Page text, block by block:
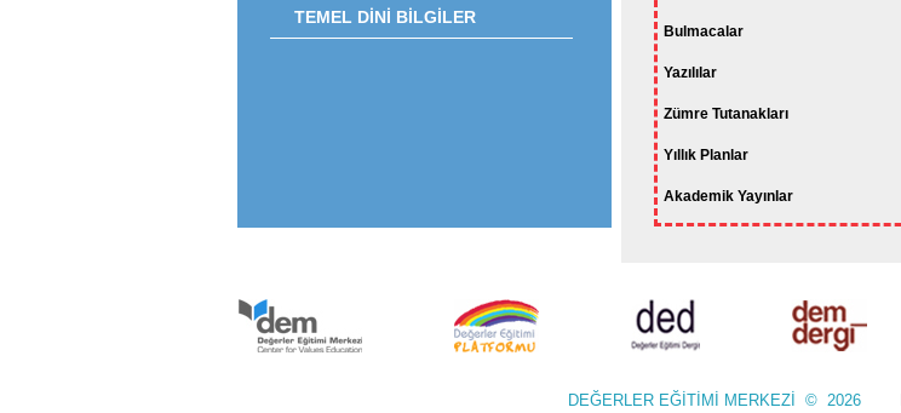
TEMEL DİNİ BİLGİLER
Bulmacalar
Yazılılar
Zümre Tutanakları
Yıllık Planlar
Akademik Yayınlar
DEĞERLER EĞİTİMİ MERKEZİ © 2026